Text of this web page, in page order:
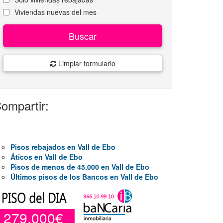
Viviendas nuevas del mes
Buscar
Limpiar formulario
Pisos rebajados en Vall de Ebo
Áticos en Vall de Ebo
Pisos de menos de 45.000 en Vall de Ebo
Últimos pisos de los Bancos en Vall de Ebo
279.000€